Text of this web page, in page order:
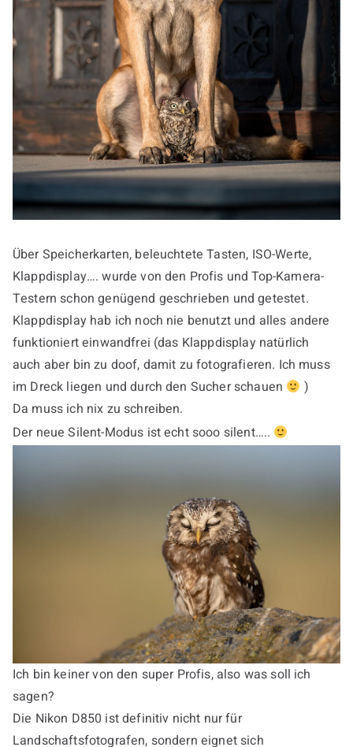
Über Speicherkarten, beleuchtete Tasten, ISO-Werte,
Klappdisplay…. wurde von den Profis und Top-Kamera-
Testern schon genügend geschrieben und getestet.
Klappdisplay hab ich noch nie benutzt und alles andere
funktioniert einwandfrei (das Klappdisplay natürlich
auch aber bin zu doof, damit zu fotografieren. Ich muss
im Dreck liegen und durch den Sucher schauen
)
Da muss ich nix zu schreiben.
Der neue Silent-Modus ist echt sooo silent…..
Ich bin keiner von den super Profis, also was soll ich
sagen?
Die Nikon D850 ist definitiv nicht nur für
Landschaftsfotografen, sondern eignet sich